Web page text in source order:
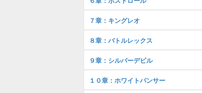
７章：キングレオ
８章：バトルレックス
９章：シルバーデビル
１０章：ホワイトパンサー